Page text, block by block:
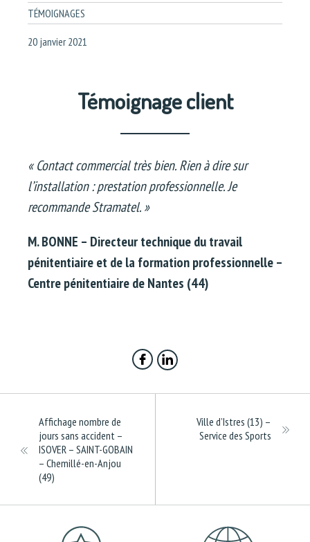
TÉMOIGNAGES
20 janvier 2021
Témoignage client
« Contact commercial très bien. Rien à dire sur
l’installation : prestation professionnelle. Je
recommande Stramatel. »
M. BONNE – Directeur technique du travail
pénitentiaire et de la formation professionnelle –
Centre pénitentiaire de Nantes (44)
Affichage nombre de
jours sans accident –
ISOVER – SAINT-GOBAIN
– Chemillé-en-Anjou
(49)
Ville d’Istres (13) –
Service des Sports